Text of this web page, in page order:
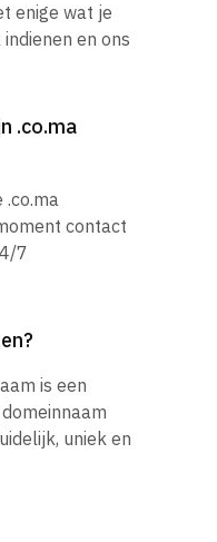
enige wat je
en ons
.co.ma
contact
7
is een
uniek en